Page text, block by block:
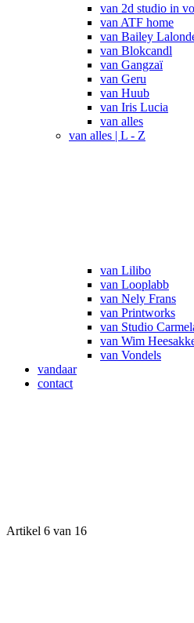
van 2d studio in
van ATF home
van Bailey
van Blokcandl
van Gangzaï
van Geru
van Huub
van Iris Lucia
van alles
van alles | L - Z
van Lilibo
van Looplabb
van Nely Frans
van Printworks
van Studio
van Wim
van Vondels
vandaar
contact
Artikel 6 van 16